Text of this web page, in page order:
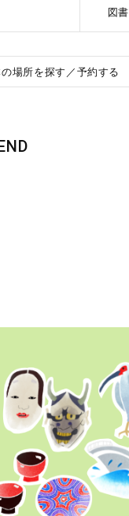
図書
場所を探す／予約する